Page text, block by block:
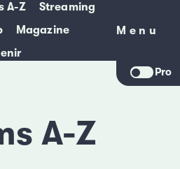
A-Z
Streaming
Magazine
Menu
Menu
Pro
A-Z